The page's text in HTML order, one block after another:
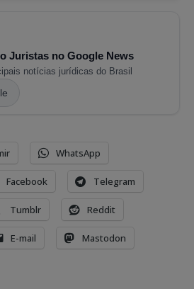
Juristas no Google News
notícias jurídicas do Brasil
WhatsApp
Facebook Telegram
Tumblr Reddit
E-mail Mastodon